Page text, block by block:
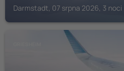
Darmstadt, 07 srpna 2026, 3 noci